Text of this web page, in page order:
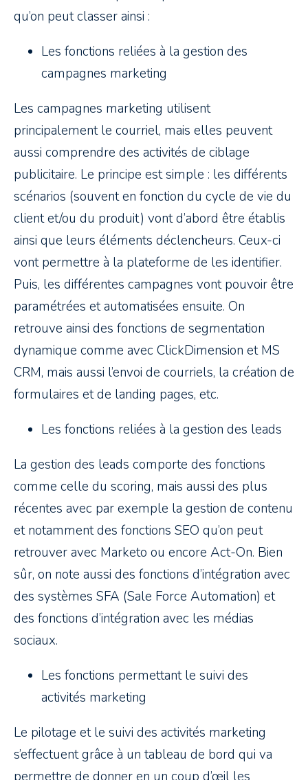
qu’on peut classer ainsi :
Les fonctions reliées à la gestion des
campagnes marketing
Les campagnes marketing utilisent
principalement le courriel, mais elles peuvent
aussi comprendre des activités de ciblage
publicitaire. Le principe est simple : les différents
scénarios (souvent en fonction du cycle de vie du
client et/ou du produit) vont d’abord être établis
ainsi que leurs éléments déclencheurs. Ceux-ci
vont permettre à la plateforme de les identifier.
Puis, les différentes campagnes vont pouvoir être
paramétrées et automatisées ensuite. On
retrouve ainsi des fonctions de segmentation
dynamique comme avec ClickDimension et MS
CRM, mais aussi l’envoi de courriels, la création de
formulaires et de landing pages, etc.
Les fonctions reliées à la gestion des leads
La gestion des leads comporte des fonctions
comme celle du scoring, mais aussi des plus
récentes avec par exemple la gestion de contenu
et notamment des fonctions SEO qu’on peut
retrouver avec Marketo ou encore Act-On. Bien
sûr, on note aussi des fonctions d’intégration avec
des systèmes SFA (Sale Force Automation) et
des fonctions d’intégration avec les médias
sociaux.
Les fonctions permettant le suivi des
activités marketing
Le pilotage et le suivi des activités marketing
s’effectuent grâce à un tableau de bord qui va